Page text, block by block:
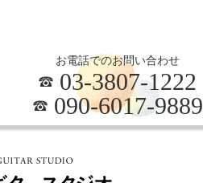
お電話でのお問い合わせ
03-3807-1222
090-6017-9889